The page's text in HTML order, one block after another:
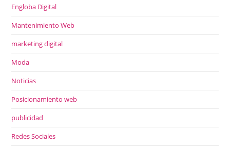
Engloba Digital
Mantenimiento Web
marketing digital
Moda
Noticias
Posicionamiento web
publicidad
Redes Sociales